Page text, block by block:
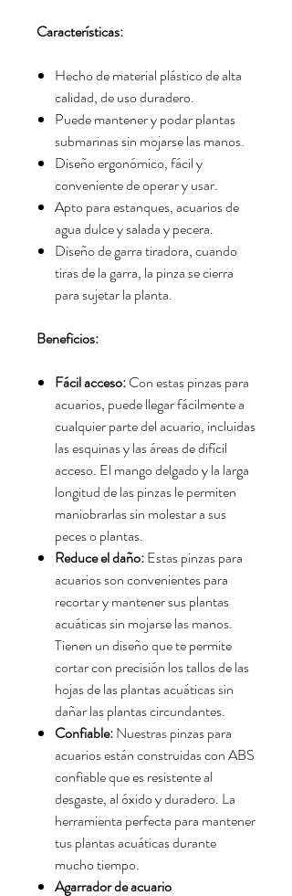
Características:
Hecho de material plástico de alta
calidad, de uso duradero.
Puede mantener y podar plantas
submarinas sin mojarse las manos.
Diseño ergonómico, fácil y
conveniente de operar y usar.
Apto para estanques, acuarios de
agua dulce y salada y pecera.
Diseño de garra tiradora, cuando
tiras de la garra, la pinza se cierra
para sujetar la planta.
Beneficios:
Fácil acceso:Con estas pinzas para
acuarios, puede llegar fácilmente a
cualquier parte del acuario, incluidas
las esquinas y las áreas de difícil
acceso. El mango delgado y la larga
longitud de las pinzas le permiten
maniobrarlas sin molestar a sus
peces o plantas.
Reduce el daño:Estas pinzas para
acuarios son convenientes para
recortar y mantener sus plantas
acuáticas sin mojarse las manos.
Tienen un diseño que te permite
cortar con precisión los tallos de las
hojas de las plantas acuáticas sin
dañar las plantas circundantes.
Confiable:Nuestras pinzas para
acuarios están construidas con ABS
confiable que es resistente al
desgaste, al óxido y duradero. La
herramienta perfecta para mantener
tus plantas acuáticas durante
mucho tiempo.
Agarrador de acuario